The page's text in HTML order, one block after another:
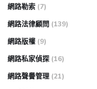
網路勒索 (7)
網路法律顧問 (139)
網路版權 (9)
網路私家偵探 (16)
網路聲譽管理 (21)